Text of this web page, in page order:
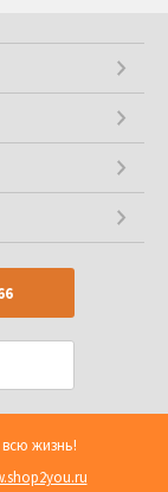
жизнь!